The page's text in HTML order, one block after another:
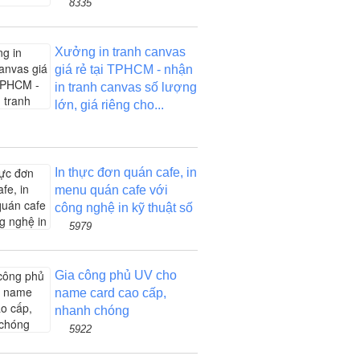
8335
Xưởng in tranh canvas
giá rẻ tại TPHCM - nhận
in tranh canvas số lượng
lớn, giá riêng cho...
In thực đơn quán cafe, in
menu quán cafe với
công nghệ in kỹ thuật số
5979
Gia công phủ UV cho
name card cao cấp,
nhanh chóng
5922